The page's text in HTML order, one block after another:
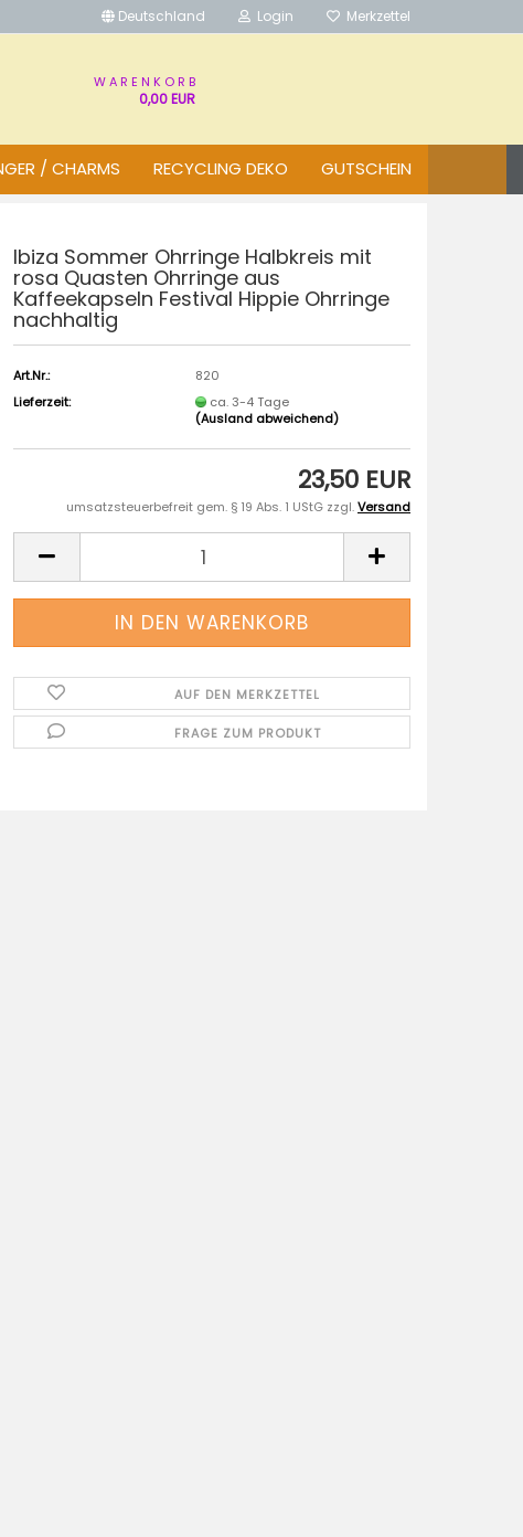
Deutschland Login Merkzettel
W A R E N K O R B
0,00 EUR
/ CHARMS RECYCLING DEKO GUTSCHEIN
Ibiza Sommer Ohrringe Halbkreis mit
rosa Quasten Ohrringe aus
Kaffeekapseln Festival Hippie Ohrringe
nachhaltig
Art.Nr.:
820
Lieferzeit:
ca. 3-4 Tage
(Ausland abweichend)
23,50 EUR
umsatzsteuerbefreit gem. § 19 Abs. 1 UStG zzgl.Versand
AUF DEN MERKZETTEL
FRAGE ZUM PRODUKT